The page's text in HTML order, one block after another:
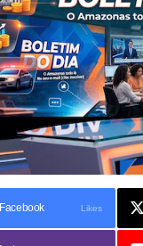
Facebook Likes